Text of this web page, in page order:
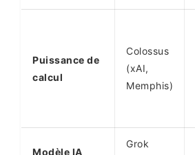
Puissance de
calcul
Colossus
(xAI,
Memphis)
Modèle IA
Grok